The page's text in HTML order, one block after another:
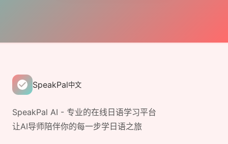
SpeakPal中文
SpeakPal AI - 专业的在线日语学习平台
让AI导师陪伴你的每一步学日语之旅